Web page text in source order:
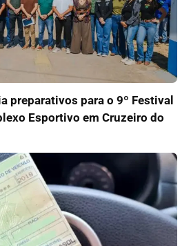
preparativos para o 9º Festival
Esportivo em Cruzeiro do